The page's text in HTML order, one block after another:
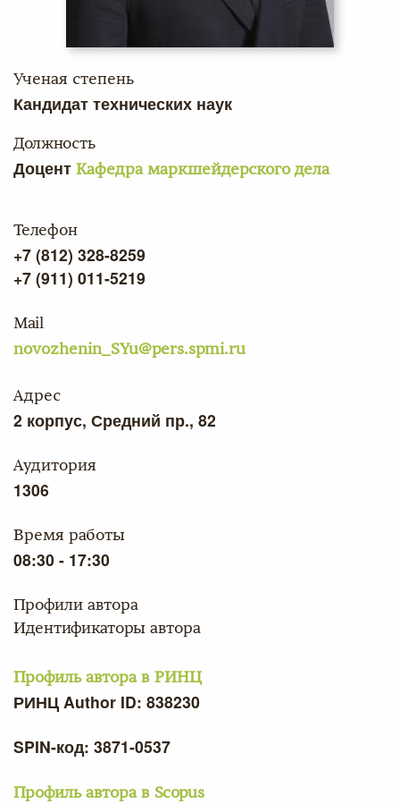
Ученая степень
Кандидат технических наук
Должность
Доцент Кафедра маркшейдерского дела
Телефон
+7 (812) 328-8259
+7 (911) 011-5219
Mail
novozhenin_SYu@pers.spmi.ru
Адрес
2 корпус, Средний пр., 82
Аудитория
1306
Время работы
08:30 - 17:30
Профили автора
Идентификаторы автора
Профиль автора в РИНЦ
РИНЦ Author ID: 838230
SPIN-код: 3871-0537
Профиль автора в Scopus